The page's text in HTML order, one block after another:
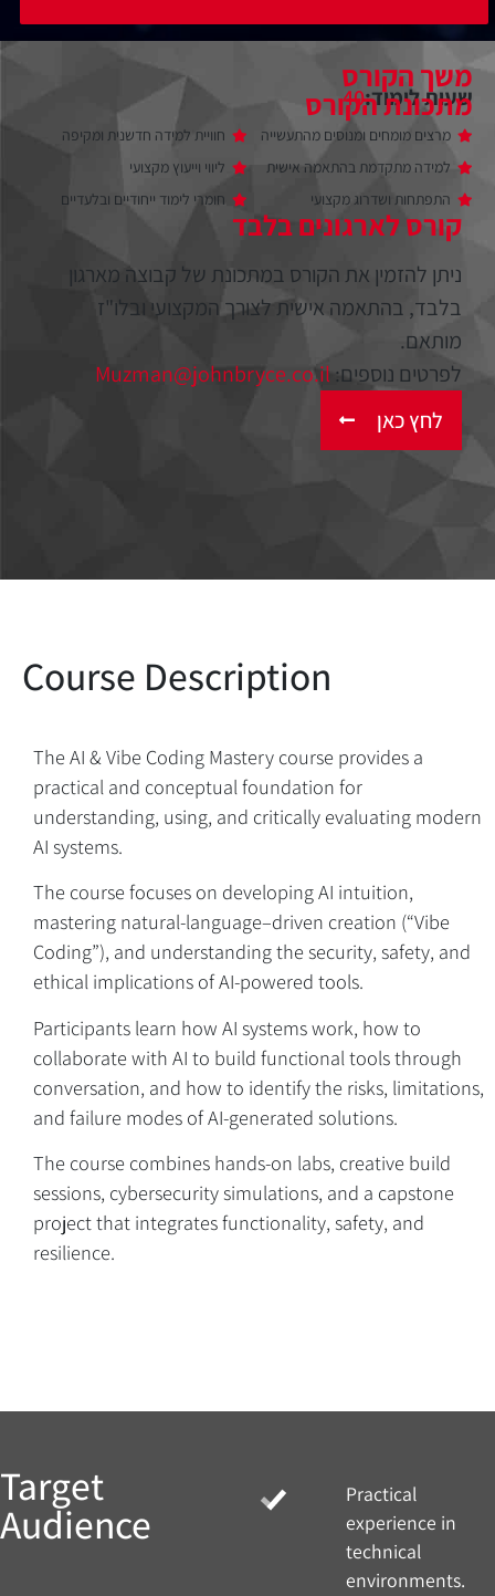
קורס לארגונים בלבד
ניתן להזמין את הקורס במתכונת של קבוצה מארגון
בלבד, בהתאמה אישית לצורך המקצועי ובלו"ז
מותאם.
לפרטים נוספים: Muzman@johnbryce.co.il
לחץ כאן
משך הקורס
שעות לימוד:40
מתכונת הקורס
מרצים מומחים ומנוסים מהתעשייה
למידה מתקדמת בהתאמה אישית
התפתחות ושדרוג מקצועי
חוויית למידה חדשנית ומקיפה
ליווי וייעוץ מקצועי
חומרי לימוד ייחודיים ובלעדיים
Course Description
The AI & Vibe Coding Mastery course provides a
practical and conceptual foundation for
understanding, using, and critically evaluating modern
AI systems.
The course focuses on developing AI intuition,
mastering natural-language–driven creation (“Vibe
Coding”), and understanding the security, safety, and
ethical implications of AI-powered tools.
Participants learn how AI systems work, how to
collaborate with AI to build functional tools through
conversation, and how to identify the risks, limitations,
and failure modes of AI-generated solutions.
The course combines hands-on labs, creative build
sessions, cybersecurity simulations, and a capstone
project that integrates functionality, safety, and
resilience.